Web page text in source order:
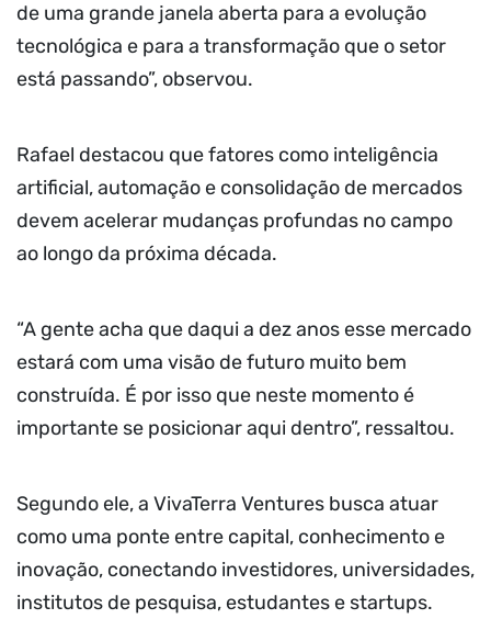
de uma grande janela aberta para a evolução
tecnológica e para a transformação que o setor
está passando”, observou.
Rafael destacou que fatores como inteligência
artificial, automação e consolidação de mercados
devem acelerar mudanças profundas no campo
ao longo da próxima década.
“A gente acha que daqui a dez anos esse mercado
estará com uma visão de futuro muito bem
construída. É por isso que neste momento é
importante se posicionar aqui dentro”, ressaltou.
Segundo ele, a VivaTerra Ventures busca atuar
como uma ponte entre capital, conhecimento e
inovação, conectando investidores, universidades,
institutos de pesquisa, estudantes e startups.